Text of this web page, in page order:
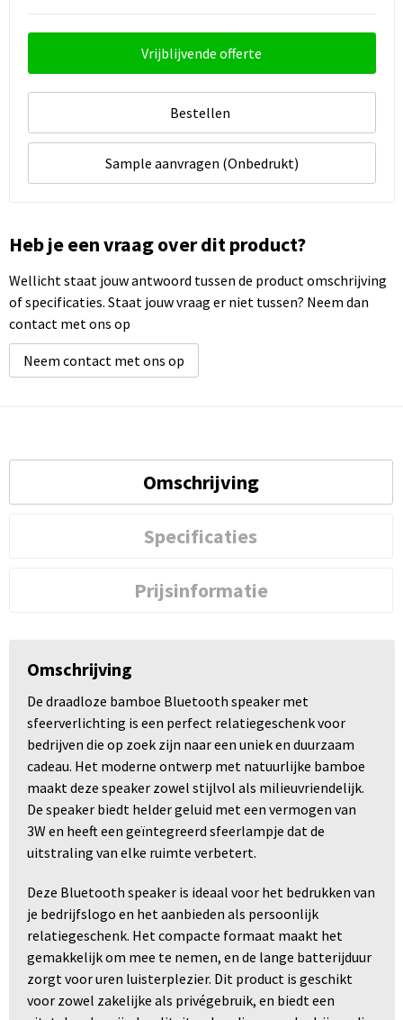
Vrijblijvende offerte
Bestellen
Sample aanvragen (Onbedrukt)
Heb je een vraag over dit product?
Wellicht staat jouw antwoord tussen de product omschrijving
of specificaties. Staat jouw vraag er niet tussen? Neem dan
contact met ons op
Neem contact met ons op
Omschrijving
Specificaties
Prijsinformatie
Omschrijving
De draadloze bamboe Bluetooth speaker met
sfeerverlichting is een perfect relatiegeschenk voor
bedrijven die op zoek zijn naar een uniek en duurzaam
cadeau. Het moderne ontwerp met natuurlijke bamboe
maakt deze speaker zowel stijlvol als milieuvriendelijk.
De speaker biedt helder geluid met een vermogen van
3W en heeft een geïntegreerd sfeerlampje dat de
uitstraling van elke ruimte verbetert.
Deze Bluetooth speaker is ideaal voor het bedrukken van
je bedrijfslogo en het aanbieden als persoonlijk
relatiegeschenk. Het compacte formaat maakt het
gemakkelijk om mee te nemen, en de lange batterijduur
zorgt voor uren luisterplezier. Dit product is geschikt
voor zowel zakelijke als privégebruik, en biedt een